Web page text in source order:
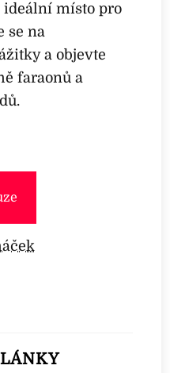
ideální místo pro
se na
a objevte
faraonů a